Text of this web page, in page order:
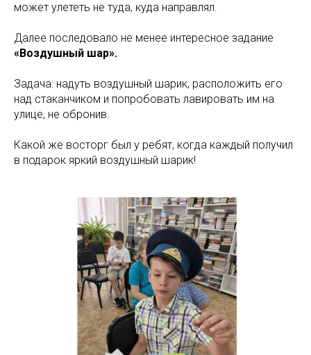
может улететь не туда, куда направлял.
Далее последовало не менее интересное задание
«Воздушный шар».
Задача: надуть воздушный шарик, расположить его
над стаканчиком и попробовать лавировать им на
улице, не обронив.
Какой же восторг был у ребят, когда каждый получил
в подарок яркий воздушный шарик!